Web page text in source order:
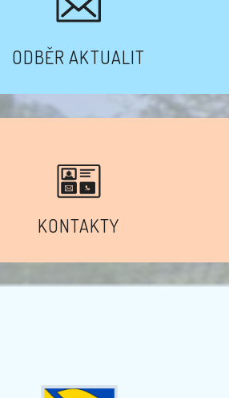
ODBĚR AKTUALIT
KONTAKTY